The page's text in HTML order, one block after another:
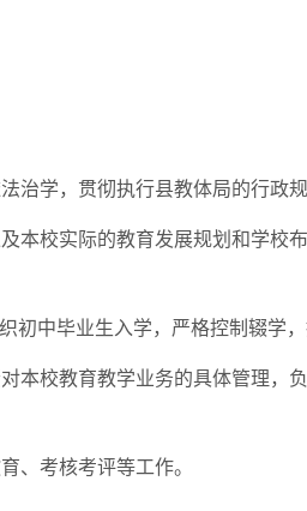
治学，贯彻执行县教体局的行政规
本校实际的教育发展规划和学校
中毕业生入学，严格控制辍学，
本校教育教学业务的具体管理，
、考核考评等工作。